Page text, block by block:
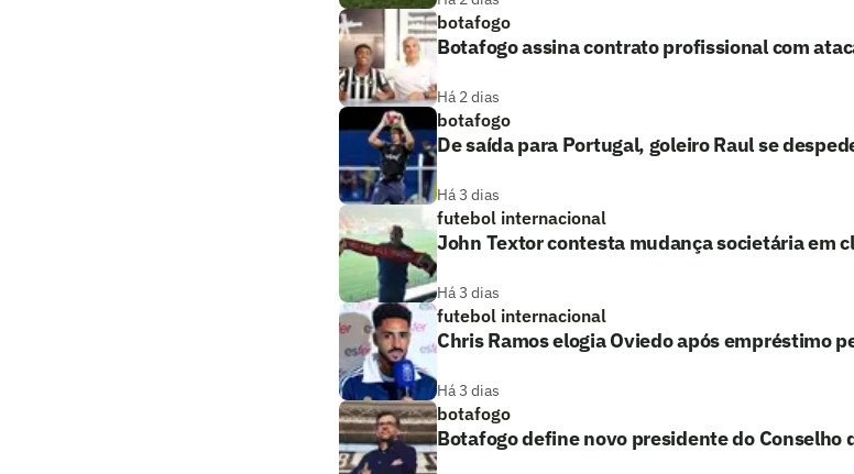
botafogo
Botafogo assina contrato profissional com
Há 2 dias
botafogo
De saída para Portugal, goleiro Raul se
Há 3 dias
futebol internacional
John Textor contesta mudança societária em
Há 3 dias
futebol internacional
Chris Ramos elogia Oviedo após empréstimo
Há 3 dias
botafogo
Botafogo define novo presidente do Conselho